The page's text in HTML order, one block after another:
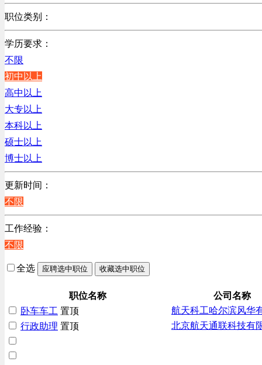
不限
职位类别：
不限
机械制造/仪器仪表类
计算机硬件类
销售管理类
计算机软件类
贸易/物流/仓储/采购类
客服及凯发娱乐网址的技术支持类
高级管理类
电子/电器/半导体类
电力电气/能源/自动化
程序/语言开发类
行政/后勤/文秘类
销售类
人力资源类
互联网/电子商务/游戏类
建筑装潢/市政建设类
通信/移动互联网/手机类
技工/维修类
房地产开发/物业管理类
生产/加工/认证类
综合技术类
学历要求：
不限
初中以上
高中以上
大专以上
本科以上
硕士以上
博士以上
更新时间：
不限
工作经验：
不限
全选 应聘选中职位 收藏选中职位
职位名称
公司名称
卧车车工 置顶 航天科工哈尔滨风华
行政助理 置顶 北京航天通联科技有